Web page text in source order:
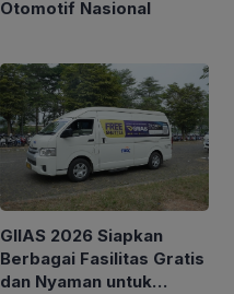
Otomotif Nasional
GIIAS 2026 Siapkan
Berbagai Fasilitas Gratis
dan Nyaman untuk